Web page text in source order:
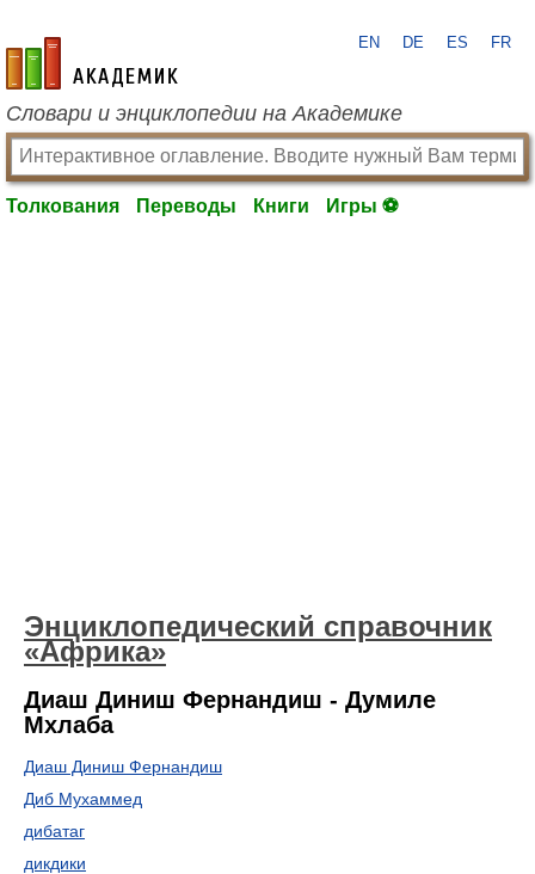
academic.ru
EN DE ES FR
Словари и энциклопедии на Академике
Толкования Переводы Книги Игры ⚽
Энциклопедический справочник
«Африка»
Диаш Диниш Фернандиш - Думиле
Мхлаба
Диаш Диниш Фернандиш
Диб Мухаммед
дибатаг
дикдики